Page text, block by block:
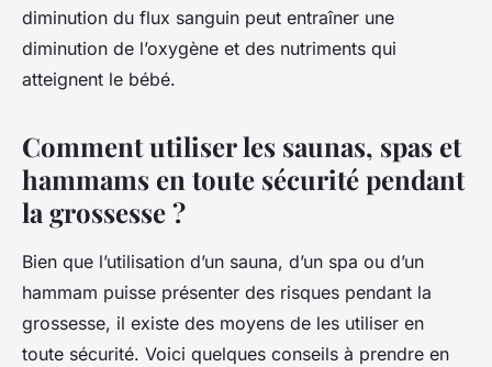
diminution du flux sanguin peut entraîner une
diminution de l’oxygène et des nutriments qui
atteignent le bébé.
Comment utiliser les saunas, spas et
hammams en toute sécurité pendant
la grossesse ?
Bien que l’utilisation d’un sauna, d’un spa ou d’un
hammam puisse présenter des risques pendant la
grossesse, il existe des moyens de les utiliser en
toute sécurité. Voici quelques conseils à prendre en